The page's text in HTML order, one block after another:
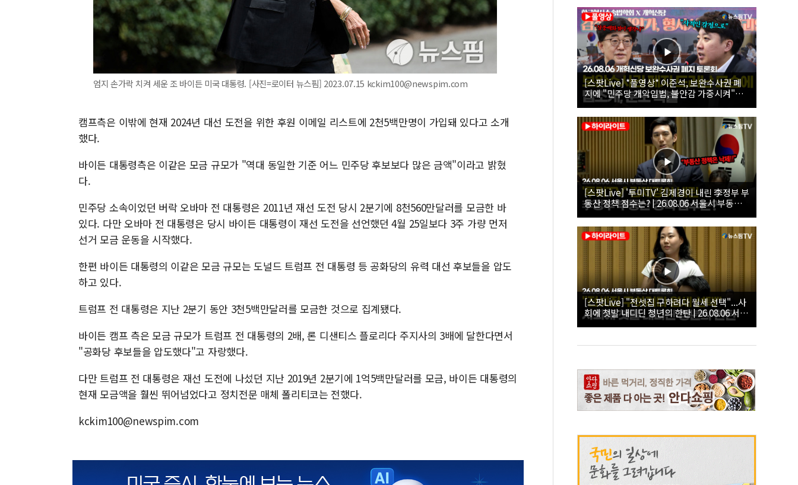
엄지 손가락 치켜 세운 조 바이든 미국 대통령. [사진=로이터 뉴스핌] 2023.07.15 kckim100@newspim.com
캠프측은 이밖에 현재 2024년 대선 도전을 위한 후원 이메일 리스트에 2천5백만명이 가입돼 있다고 소개
했다.
바이든 대통령측은 이같은 모금 규모가 "역대 동일한 기준 어느 민주당 후보보다 많은 금액"이라고 밝혔
다.
민주당 소속이었던 버락 오바마 전 대통령은 2011년 재선 도전 당시 2분기에 8천560만달러를 모금한 바
있다. 다만 오바마 전 대통령은 당시 바이든 대통령이 재선 도전을 선언했던 4월 25일보다 3주 가량 먼저
선거 모금 운동을 시작했다.
한편 바이든 대통령의 이같은 모금 규모는 도널드 트럼프 전 대통령 등 공화당의 유력 대선 후보들을 압도
하고 있다.
트럼프 전 대통령은 지난 2분기 동안 3천5백만달러를 모금한 것으로 집계됐다.
바이든 캠프 측은 모금 규모가 트럼프 전 대통령의 2배, 론 디샌티스 플로리다 주지사의 3배에 달한다면서
"공화당 후보들을 압도했다"고 자랑했다.
다만 트럼프 전 대통령은 재선 도전에 나섰던 지난 2019년 2분기에 1억5백만달러를 모금, 바이든 대통령의
현재 모금액을 훨씬 뛰어넘었다고 정치전문 매체 폴리티코는 전했다.
kckim100@newspim.com
[스팟Live] *풀영상* 이준석, 보완수사권 폐
지에 "민주당 개악입법, 불안감 가중시켜"｜
26.08.06 개혁신당 보완수사권 폐지 토론회
[스팟Live] '투미TV' 김제경이 내린 李정부 부
동산 정책 점수는? | 26.08.06 서울시 부동산
대토론회
[스팟Live] "전셋집 구하려다 월세 선택"...사
회에 첫발 내디딘 청년의 한탄 | 26.08.06 서울
시 부동산 대토론회